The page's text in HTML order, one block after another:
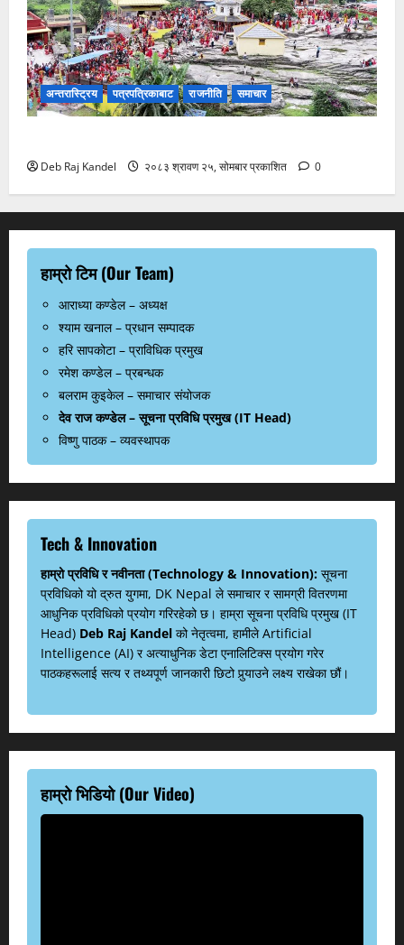
अन्तरास्ट्रिय पत्रपत्रिकाबाट राजनीति समाचार
Deb Raj Kandel २०८३ श्रावण २५, सोमबार प्रकाशित 0
हाम्रो टिम (Our Team)
आराध्या कण्डेल – अध्यक्ष
श्याम खनाल – प्रधान सम्पादक
हरि सापकोटा – प्राविधिक प्रमुख
रमेश कण्डेल – प्रबन्धक
बलराम कुइकेल – समाचार संयोजक
देव राज कण्डेल – सूचना प्रविधि प्रमुख (IT Head)
विष्णु पाठक – व्यवस्थापक
Tech & Innovation
हाम्रो प्रविधि र नवीनता (Technology & Innovation): सूचना
प्रविधिको यो द्रुत युगमा, DK Nepal ले समाचार र सामग्री वितरणमा
आधुनिक प्रविधिको प्रयोग गरिरहेको छ। हाम्रा सूचना प्रविधि प्रमुख (IT
Head) Deb Raj Kandel को नेतृत्वमा, हामीले Artificial
Intelligence (AI) र अत्याधुनिक डेटा एनालिटिक्स प्रयोग गरेर
पाठकहरूलाई सत्य र तथ्यपूर्ण जानकारी छिटो पुर्‍याउने लक्ष्य राखेका छौं।
हाम्रो भिडियो (Our Video)